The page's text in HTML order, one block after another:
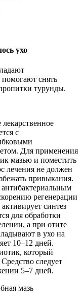
ухо
снять
турунды.
с
Для применения
мазью и поместить
лечения не должен
привыкания.
антибактериальным
регенерации
синтез
для обработки
а при отите
в ухо на
10–12 дней.
который
следует
5–7 дней.
мазь